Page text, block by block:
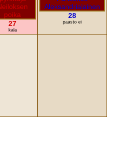
27
kala
28
paasto ei